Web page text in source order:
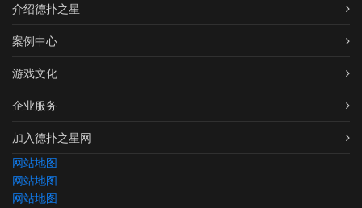
介绍德扑之星
案例中心
游戏文化
企业服务
加入德扑之星网
网站地图
网站地图
网站地图